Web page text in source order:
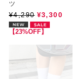
ツ
¥4,290 ¥3,300
【23%OFF】